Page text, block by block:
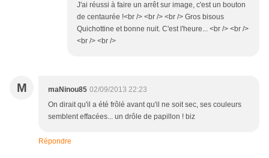
J'ai réussi à faire un arrêt sur image, c'est un bouton
de centaurée !<br /> <br /> <br /> Gros bisous
Quichottine et bonne nuit. C'est l'heure... <br /> <br />
<br /> <br />
M maNinou85 02/09/2013 22:23
On dirait qu'il a été frôlé avant qu'il ne soit sec, ses couleurs
semblent effacées... un drôle de papillon ! biz
Répondre